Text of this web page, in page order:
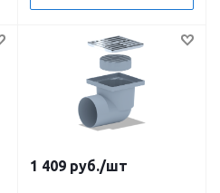
1 409 руб./шт